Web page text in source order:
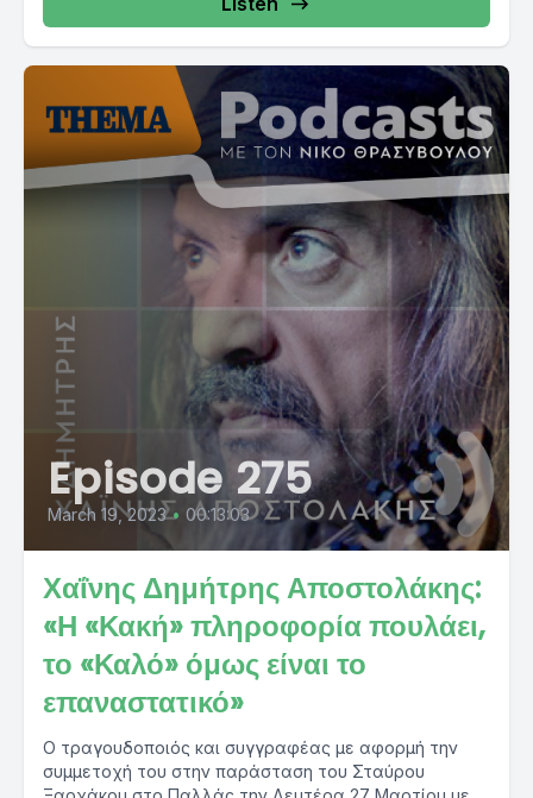
Episode 275
March 19, 2023 • 00:13:03
Χαΐνης Δημήτρης Αποστολάκης:
«Η «Κακή» πληροφορία πουλάει,
το «Καλό» όμως είναι το
επαναστατικό»
Ο τραγουδοποιός και συγγραφέας με αφορμή την
συμμετοχή του στην παράσταση του Σταύρου